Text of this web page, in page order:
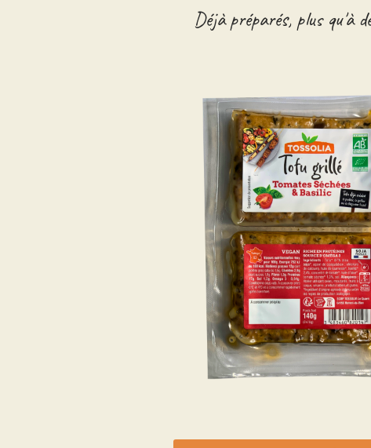
Déjà préparés, plus qu'à